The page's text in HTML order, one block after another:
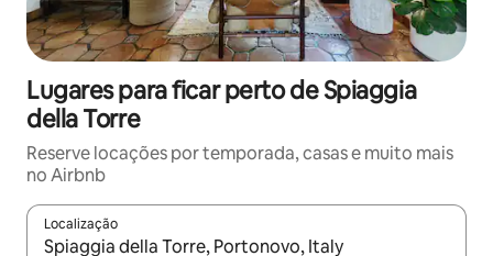
Lugares para ficar perto de Spiaggia
della Torre
Reserve locações por temporada, casas e muito mais
no Airbnb
Localização
Quando os resultados estiverem disponíveis, explore-os